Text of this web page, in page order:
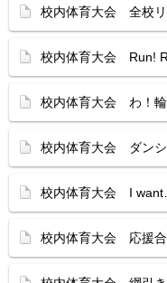
校内体育大会 全校
校内体育大会 Run!
校内体育大会 わ！輪
校内体育大会 ダン
校内体育大会 I
校内体育大会 応援